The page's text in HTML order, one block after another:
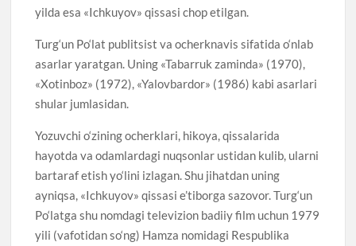
yilda esa «Ichkuyov» qissasi chop etilgan.
Turg‘un Po‘lat publitsist va ocherknavis sifatida o‘nlab
asarlar yaratgan. Uning «Tabarruk zaminda» (1970),
«Xotinboz» (1972), «Yalovbardor» (1986) kabi asarlari
shular jumlasidan.
Yozuvchi o‘zining ocherklari, hikoya, qissalarida
hayotda va odamlardagi nuqsonlar ustidan kulib, ularni
bartaraf etish yo‘lini izlagan. Shu jihatdan uning
ayniqsa, «Ichkuyov» qissasi e’tiborga sazovor. Turg‘un
Po‘latga shu nomdagi televizion badiiy film uchun 1979
yili (vafotidan so‘ng) Hamza nomidagi Respublika